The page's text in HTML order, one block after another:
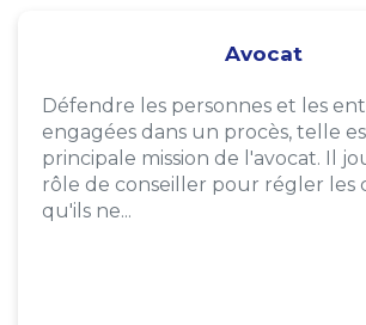
Avocat
Défendre les personnes et les
engagées dans un procès, telle
principale mission de l'avocat. Il
rôle de conseiller pour régler les
qu'ils ne...